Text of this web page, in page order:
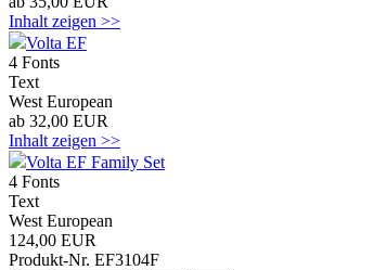
Inhalt zeigen >>
Volta EF
4 Fonts
Text
West European
ab 32,00 EUR
Inhalt zeigen >>
Volta EF Family Set
4 Fonts
Text
West European
124,00 EUR
Produkt-Nr. EF3104F